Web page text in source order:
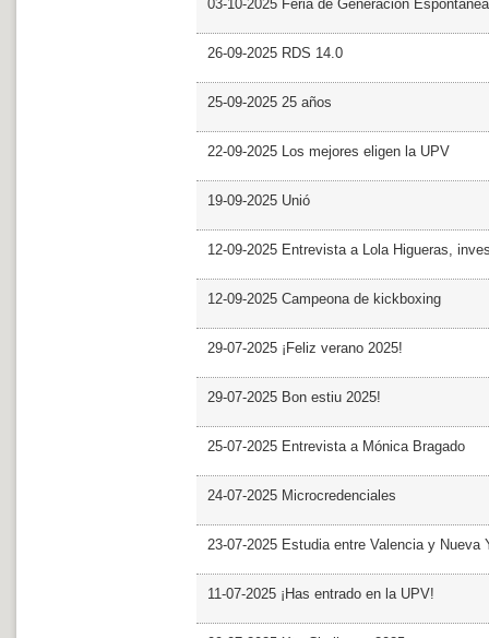
03-10-2025 Feria de Generación Espontánea
26-09-2025 RDS 14.0
25-09-2025 25 años
22-09-2025 Los mejores eligen la UPV
19-09-2025 Unió
12-09-2025 Entrevista a Lola Higueras,
12-09-2025 Campeona de kickboxing
29-07-2025 ¡Feliz verano 2025!
29-07-2025 Bon estiu 2025!
25-07-2025 Entrevista a Mónica Bragado
24-07-2025 Microcredenciales
23-07-2025 Estudia entre Valencia y Nueva
11-07-2025 ¡Has entrado en la UPV!